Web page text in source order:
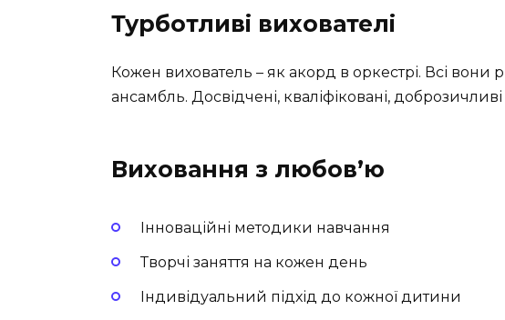
Турботливі вихователі
Кожен вихователь – як акорд в оркестрі. Всі вони
ансамбль. Досвідчені, кваліфіковані,
Виховання з любов’ю
Інноваційні методики навчання
Творчі заняття на кожен день
Індивідуальний підхід до кожної дитини